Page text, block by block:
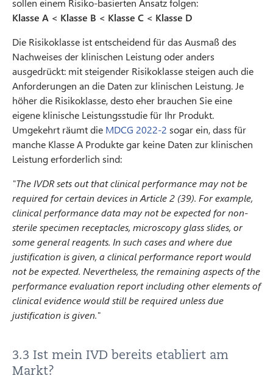
sollen einem Risiko-basierten Ansatz folgen:
Klasse A < Klasse B < Klasse C < Klasse D
Die Risikoklasse ist entscheidend für das Ausmaß des
Nachweises der klinischen Leistung oder anders
ausgedrückt: mit steigender Risikoklasse steigen auch die
Anforderungen an die Daten zur klinischen Leistung. Je
höher die Risikoklasse, desto eher brauchen Sie eine
eigene klinische Leistungsstudie für Ihr Produkt.
Umgekehrt räumt die MDCG 2022-2 sogar ein, dass für
manche Klasse A Produkte gar keine Daten zur klinischen
Leistung erforderlich sind:
"The IVDR sets out that clinical performance may not be
required for certain devices in Article 2 (39). For example,
clinical performance data may not be expected for non-
sterile specimen receptacles, microscopy glass slides, or
some general reagents. In such cases and where due
justification is given, a clinical performance report would
not be expected. Nevertheless, the remaining aspects of the
performance evaluation report including other elements of
clinical evidence would still be required unless due
justification is given."
3.3 Ist mein IVD bereits etabliert am
Markt?